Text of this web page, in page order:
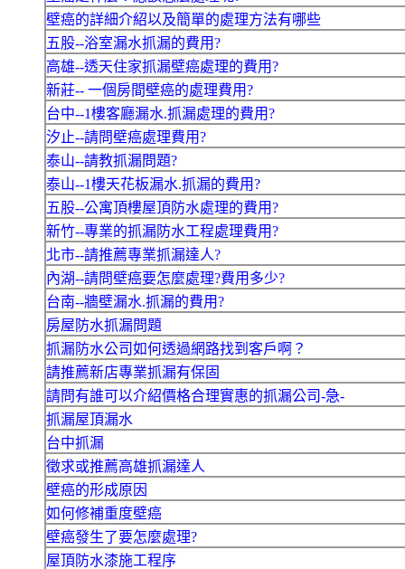
壁癌的詳細介紹以及簡單的處理方法有哪些
五股--浴室漏水抓漏的費用?
高雄--透天住家抓漏壁癌處理的費用?
新莊-- 一個房間壁癌的處理費用?
台中--1樓客廳漏水.抓漏處理的費用?
汐止--請問壁癌處理費用?
泰山--請教抓漏問題?
泰山--1樓天花板漏水.抓漏的費用?
五股--公寓頂樓屋頂防水處理的費用?
新竹--專業的抓漏防水工程處理費用?
北市--請推薦專業抓漏達人?
內湖--請問壁癌要怎麼處理?費用多少?
台南--牆壁漏水.抓漏的費用?
房屋防水抓漏問題
抓漏防水公司如何透過網路找到客戶啊？
請推薦新店專業抓漏有保固
請問有誰可以介紹價格合理實惠的抓漏公司-急-
抓漏屋頂漏水
台中抓漏
徵求或推薦高雄抓漏達人
壁癌的形成原因
如何修補重度壁癌
壁癌發生了要怎麼處理?
屋頂防水漆施工程序